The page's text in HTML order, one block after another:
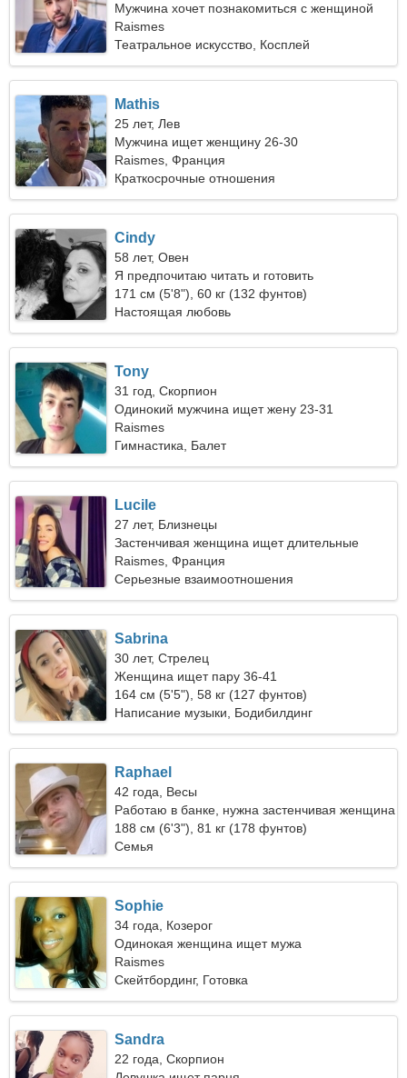
Мужчина хочет познакомиться с женщиной
Raismes
Театральное искусство, Косплей
Mathis
25 лет, Лев
Мужчина ищет женщину 26-30
Raismes, Франция
Краткосрочные отношения
Cindy
58 лет, Овен
Я предпочитаю читать и готовить
171 см (5'8"), 60 кг (132 фунтов)
Настоящая любовь
Tony
31 год, Скорпион
Одинокий мужчина ищет жену 23-31
Raismes
Гимнастика, Балет
Lucile
27 лет, Близнецы
Застенчивая женщина ищет длительные
отношения
Raismes, Франция
Серьезные взаимоотношения
Sabrina
30 лет, Стрелец
Женщина ищет пару 36-41
164 см (5'5"), 58 кг (127 фунтов)
Написание музыки, Бодибилдинг
Raphael
42 года, Весы
Работаю в банке, нужна застенчивая женщина
188 см (6'3"), 81 кг (178 фунтов)
Семья
Sophie
34 года, Козерог
Одинокая женщина ищет мужа
Raismes
Скейтбординг, Готовка
Sandra
22 года, Скорпион